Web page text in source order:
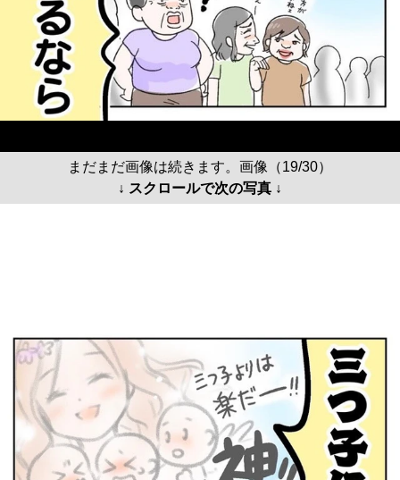
まだまだ画像は続きます。画像（19/30）
↓ スクロールで次の写真 ↓